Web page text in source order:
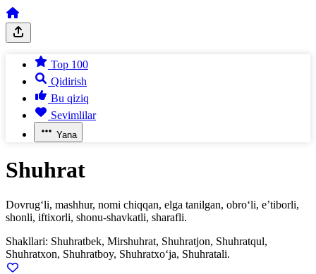
Top 100
Qidirish
Bu qiziq
Sevimlilar
Yana
Shuhrat
Dovrug‘li, mashhur, nomi chiqqan, elga tanilgan, obro‘li, e’tiborli,
shonli, iftixorli, shonu-shavkatli, sharafli.
Shakllari: Shuhratbek, Mirshuhrat, Shuhratjon, Shuhratqul,
Shuhratxon, Shuhratboy, Shuhratxo‘ja, Shuhratali.